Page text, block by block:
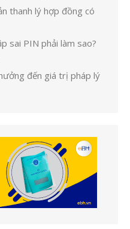
thanh lý hợp đồng có
sai PIN phải làm sao?
đến giá trị pháp lý